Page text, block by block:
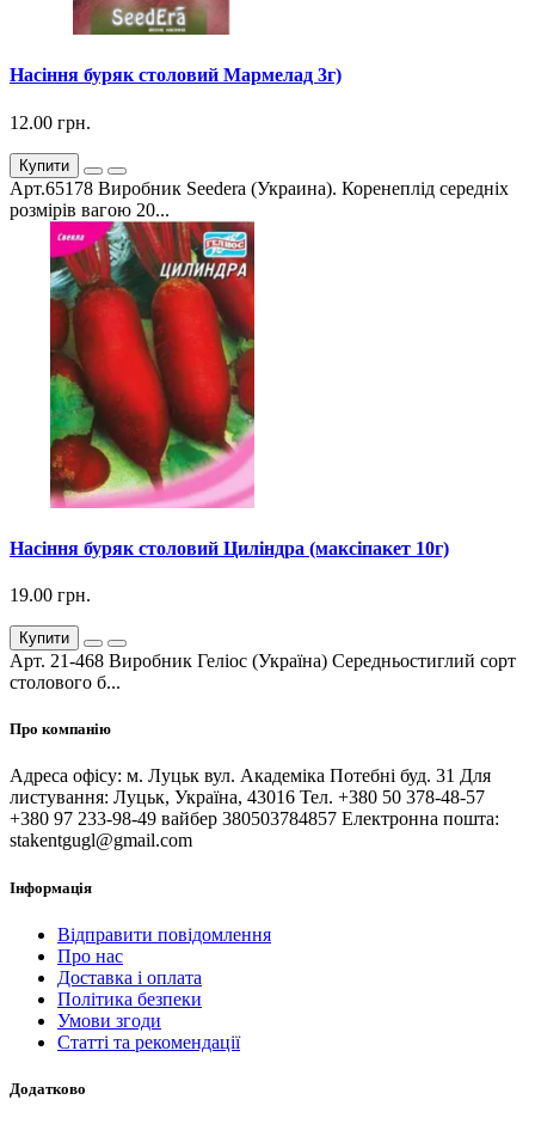
Насіння буряк столовий Мармелад 3г)
12.00 грн.
Купити
Арт.65178 Виробник Seedera (Украина). Коренеплід середніх
розмірів вагою 20...
Насіння буряк столовий Циліндра (максіпакет 10г)
19.00 грн.
Купити
Арт. 21-468 Виробник Геліос (Україна) Середньостиглий сорт
столового б...
Про компанію
Адреса офісу: м. Луцьк вул. Академіка Потебні буд. 31 Для
листування: Луцьк, Україна, 43016 Тел. +380 50 378-48-57
+380 97 233-98-49 вайбер 380503784857 Електронна пошта:
stakentgugl@gmail.com
Інформація
Відправити повідомлення
Про нас
Доставка і оплата
Політика безпеки
Умови згоди
Статті та рекомендації
Додатково